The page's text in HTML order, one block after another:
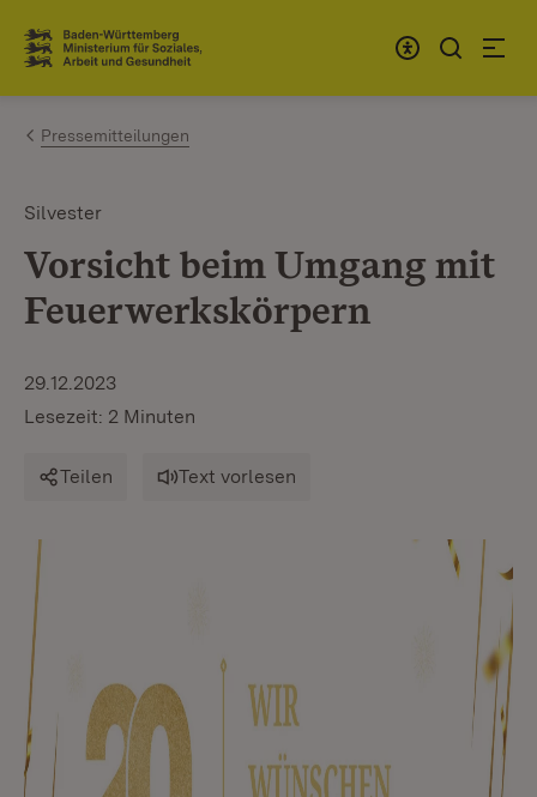
Zum Inhalt springen
Link zur Startseite
Pressemitteilungen
Silvester
Vorsicht beim Umgang mit
Feuerwerkskörpern
29.12.2023
Lesezeit: 2 Minuten
Teilen Text vorlesen